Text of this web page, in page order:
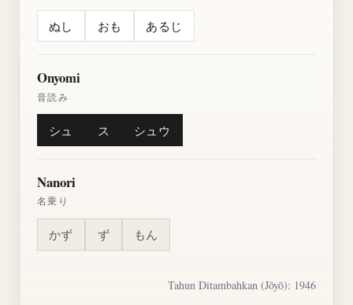
ぬし おも あるじ
Onyomi
音読み
シュ ス シュウ
Nanori
名乗り
かず ず もん
Tahun Ditambahkan (Jōyō): 1946